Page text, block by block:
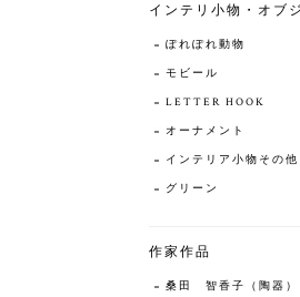
インテリ小物・オブ
ぽれぽれ動物
モビール
LETTER HOOK
オーナメント
インテリア小物その他
グリーン
作家作品
桑田 智香子（陶器）